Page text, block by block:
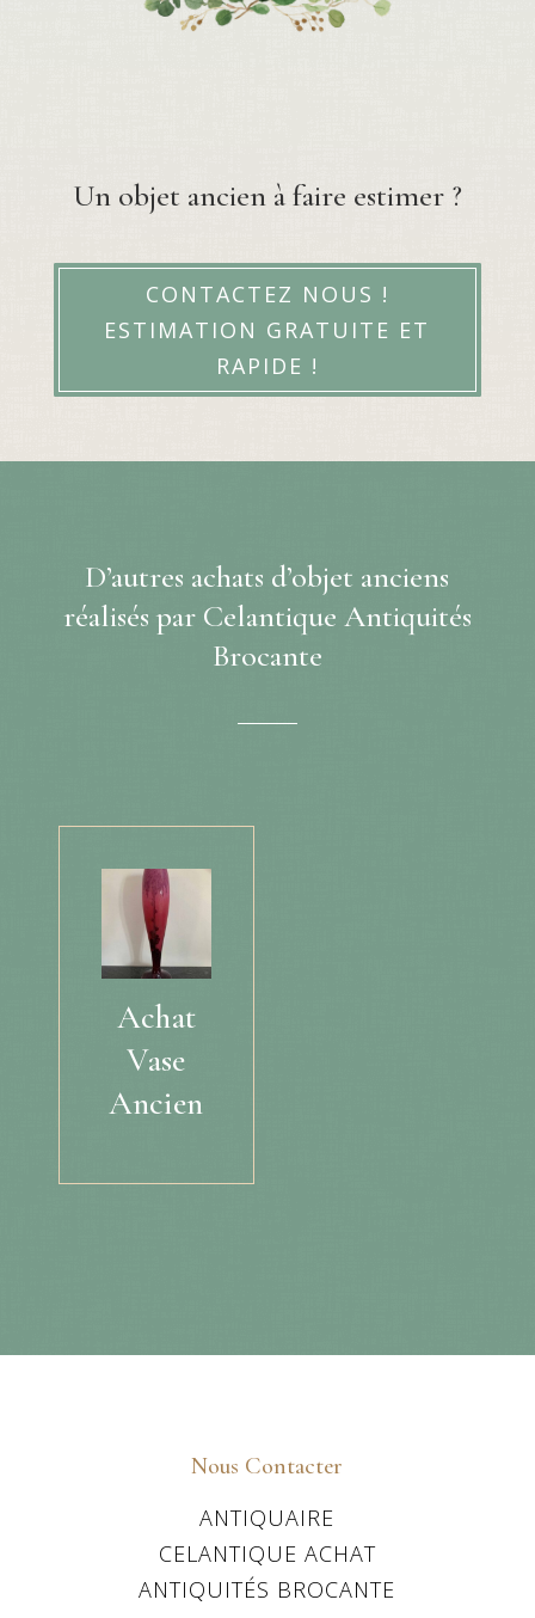
Un objet ancien à faire estimer ?
CONTACTEZ NOUS !
ESTIMATION GRATUITE ET
RAPIDE !
D’autres achats d’objet anciens
réalisés par Celantique Antiquités
Brocante
Achat
Vase
Ancien
Nous Contacter
ANTIQUAIRE
CELANTIQUE ACHAT
ANTIQUITÉS BROCANTE